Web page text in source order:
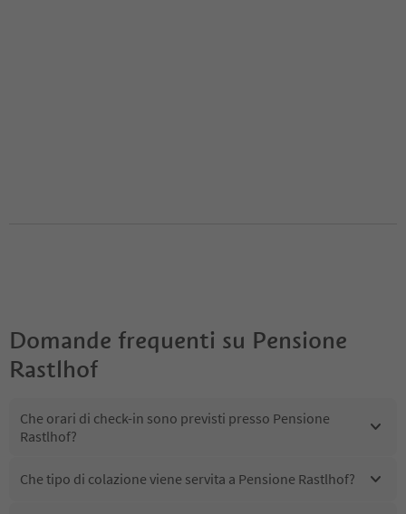
Domande frequenti su Pensione
Rastlhof
Che orari di check-in sono previsti presso Pensione
Rastlhof?
Che tipo di colazione viene servita a Pensione Rastlhof?